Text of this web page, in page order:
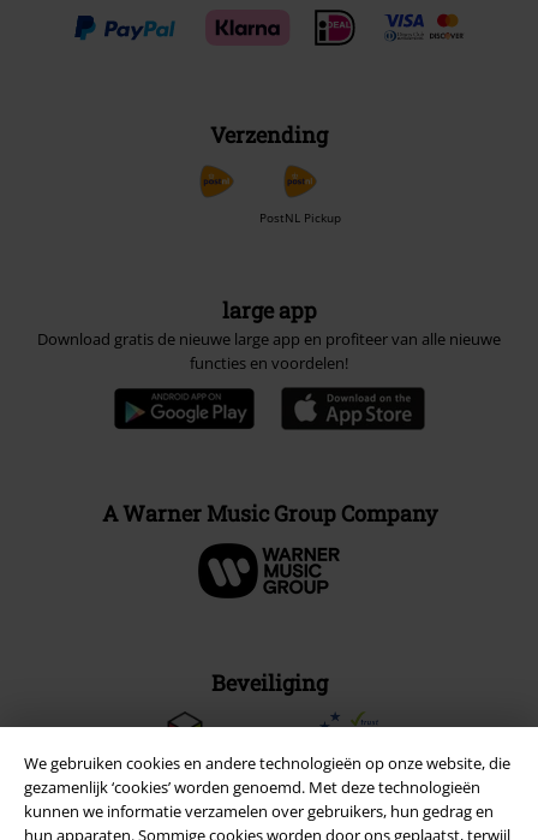
We gebruiken cookies en andere technologieën op onze website, die
gezamenlijk ‘cookies’ worden genoemd. Met deze technologieën
kunnen we informatie verzamelen over gebruikers, hun gedrag en
hun apparaten. Sommige cookies worden door ons geplaatst, terwijl
Verzending
PostNL Pickup
large app
Download gratis de nieuwe large app en profiteer van alle nieuwe
functies en voordelen!
A Warner Music Group Company
Beveiliging